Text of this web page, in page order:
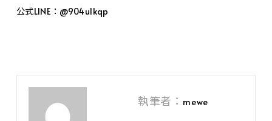
公式LINE：@904ulkqp
執筆者： mewe